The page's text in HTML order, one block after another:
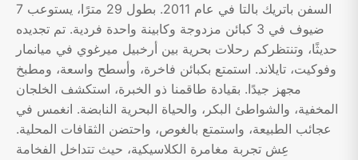
السفن باتريك بالتا في عام 2011. بطول 29 مترًا، يستوعب 7
ضيوف في 3 كبائن مزدوجة وكابينة واحدة فردية. تم تجديده
حديثًا، وتنتظركم رحلات بحرية بين أرخبيل ميرغوي في ميانمار
وفوكيت، تايلاند. استمتع بكبائن فاخرة، وأسطح واسعة، ومطبخ
مجهز جيدًا. بقيادة طاقمنا ذو الخبرة، استكشف الخلجان
المخفية، والشواطئ البكر، والحياة البحرية النابضة. انغمس في
عجائب الطبيعة، واستمتع بالغوص، واحتضن الثقافات المحلية.
عِش تجربة مغامرة الكلاسيكية، حيث تتداخل الفخامة